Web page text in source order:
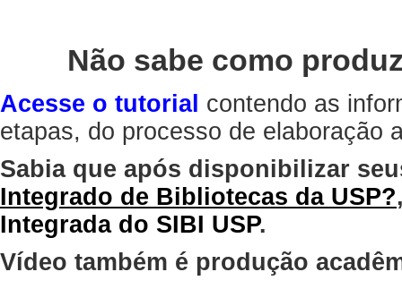
Não sabe como
Acesse o tutorial contendo as
etapas, do processo de elaboração
Sabia que após disponibilizar
Integrado de Bibliotecas da USP?
Integrada do SIBI USP.
Vídeo também é produção